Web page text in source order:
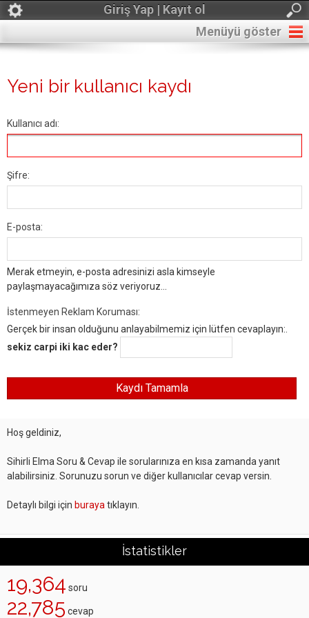
Giriş Yap | Kayıt ol
Menüyü göster
Yeni bir kullanıcı kaydı
Kullanıcı adı:
Şifre:
E-posta:
Merak etmeyin, e-posta adresinizi asla kimseyle
paylaşmayacağımıza söz veriyoruz...
İstenmeyen Reklam Koruması:
Gerçek bir insan olduğunu anlayabilmemiz için lütfen cevaplayın:.
sekiz carpi iki kac eder?
Hoş geldiniz,
Sihirli Elma Soru & Cevap ile sorularınıza en kısa zamanda yanıt
alabilirsiniz. Sorunuzu sorun ve diğer kullanıcılar cevap versin.
Detaylı bilgi için buraya tıklayın.
İstatistikler
19,364 soru
22,785 cevap